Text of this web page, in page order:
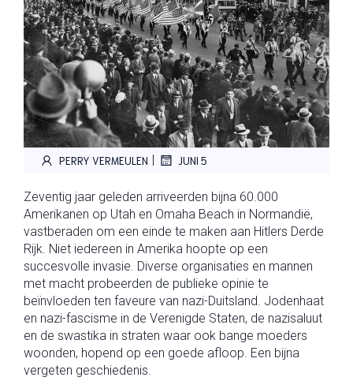
PERRY VERMEULEN | JUNI 5
Zeventig jaar geleden arriveerden bijna 60.000
Amerikanen op Utah en Omaha Beach in Normandië,
vastberaden om een einde te maken aan Hitlers Derde
Rijk. Niet iedereen in Amerika hoopte op een
succesvolle invasie. Diverse organisaties en mannen
met macht probeerden de publieke opinie te
beïnvloeden ten faveure van nazi-Duitsland. Jodenhaat
en nazi-fascisme in de Verenigde Staten, de nazisaluut
en de swastika in straten waar ook bange moeders
woonden, hopend op een goede afloop. Een bijna
vergeten geschiedenis.